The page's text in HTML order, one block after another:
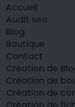
Accueil
Audit seo
Blog
Boutique
Contact
Création de
Création de
Création de